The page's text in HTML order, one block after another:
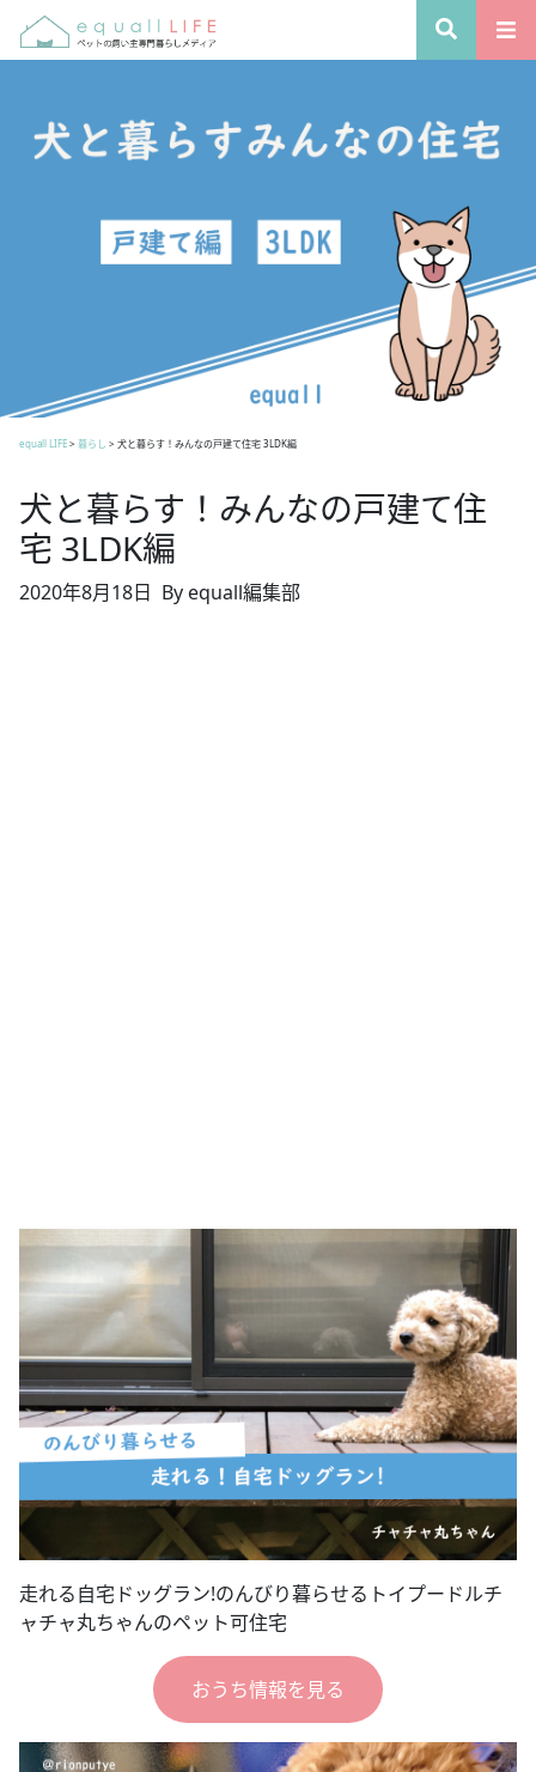
equall LIFE> 暮らし > 犬と暮らす！みんなの戸建て住宅 3LDK編
犬と暮らす！みんなの戸建て住
宅 3LDK編
2020年8月18日 By equall編集部
走れる自宅ドッグラン!のんびり暮らせるトイプードルチ
ャチャ丸ちゃんのペット可住宅
おうち情報を見る